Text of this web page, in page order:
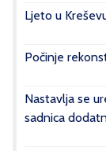
Ljeto u
Počinje
Nastavlja se
sadnica